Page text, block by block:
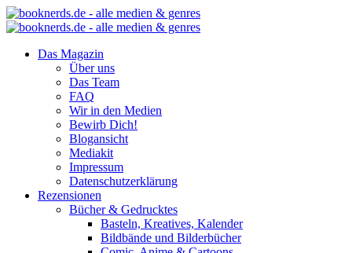
Das Magazin
Über uns
Das Team
FAQ
Wir in den Medien
Bewirb Dich!
Blogansicht
Mediakit
Impressum
Datenschutzerklärung
Rezensionen
Bücher & Gedrucktes
Basteln, Kreatives, Kalender
Bildbände und Bilderbücher